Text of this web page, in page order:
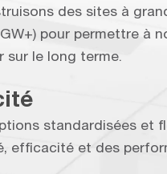
des sites à
pour permettre à
sur le long terme.
standardisées et
efficacité et des